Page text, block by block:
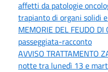
affetti da patologie
trapianto di organi solidi
MEMORIE DEL FEUDO DI
passeggiata-racconto
AVVISO TRATTAMENTO
notte tra lunedì 13 e